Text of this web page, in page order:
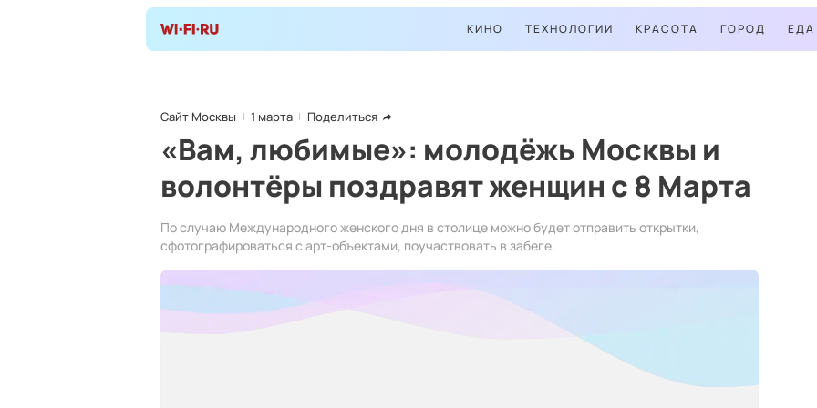
КИНО ТЕХНОЛОГИИ КРАСОТА ГОРОД ЕДА
Сайт Москвы 1 марта Поделиться
«Вам, любимые»: молодёжь Москвы и
волонтёры поздравят женщин с 8 Марта
По случаю Международного женского дня в столице можно будет отправить открытки,
сфотографироваться с арт-объектами, поучаствовать в забеге.